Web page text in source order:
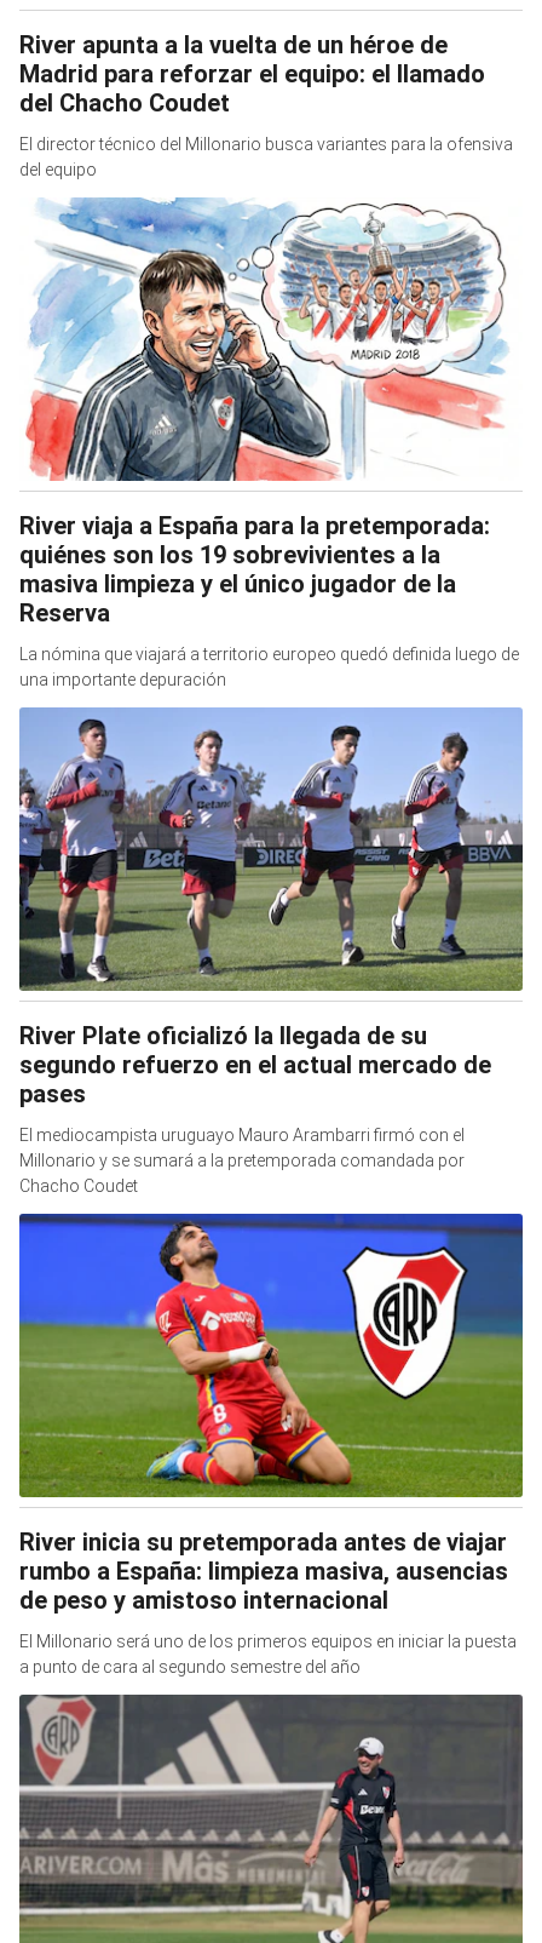
River apunta a la vuelta de un héroe de
Madrid para reforzar el equipo: el llamado
del Chacho Coudet
El director técnico del Millonario busca variantes para la ofensiva
del equipo
River viaja a España para la pretemporada:
quiénes son los 19 sobrevivientes a la
masiva limpieza y el único jugador de la
Reserva
La nómina que viajará a territorio europeo quedó definida luego de
una importante depuración
River Plate oficializó la llegada de su
segundo refuerzo en el actual mercado de
pases
El mediocampista uruguayo Mauro Arambarri firmó con el
Millonario y se sumará a la pretemporada comandada por
Chacho Coudet
River inicia su pretemporada antes de viajar
rumbo a España: limpieza masiva, ausencias
de peso y amistoso internacional
El Millonario será uno de los primeros equipos en iniciar la puesta
a punto de cara al segundo semestre del año